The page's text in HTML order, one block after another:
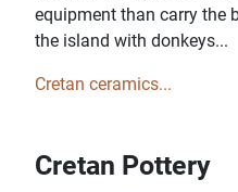
equipment than carry the
the island with donkeys...
Cretan ceramics...
Cretan Pottery